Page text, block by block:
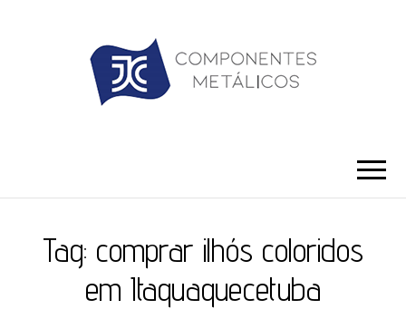
Tag: comprar ilhós coloridos
em Itaquaquecetuba